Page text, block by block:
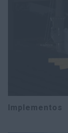
Implementos